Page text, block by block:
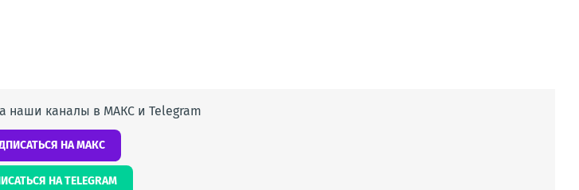
наши каналы в МАКС и Telegram
НА МАКС
НА TELEGRAM